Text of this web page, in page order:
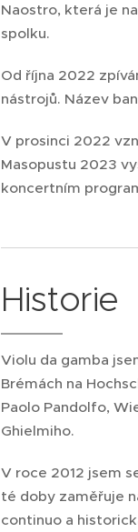
Naostro, která je
spolku.
Od října 2022
nástrojů. Název
V prosinci 2022
Masopustu 2023
koncertním
Historie
Violu da gamba
Brémách na
Paolo Pandolfo,
Ghielmiho.
V roce 2012 jsem
té doby zaměřuje
continuo a